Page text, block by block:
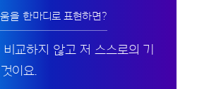
을 한마디로 표현하면?
교하지 않고 저 스스로의 기
이요.